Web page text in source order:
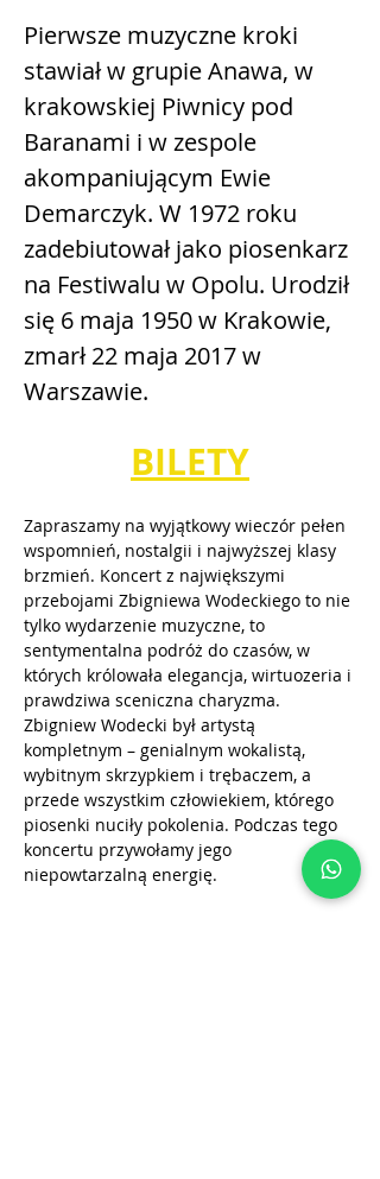
Pierwsze muzyczne kroki
stawiał w grupie Anawa, w
krakowskiej Piwnicy pod
Baranami i w zespole
akompaniującym Ewie
Demarczyk. W 1972 roku
zadebiutował jako piosenkarz
na Festiwalu w Opolu. Urodził
się 6 maja 1950 w Krakowie,
zmarł 22 maja 2017 w
Warszawie.
BILETY
Zapraszamy na wyjątkowy wieczór pełen
wspomnień, nostalgii i najwyższej klasy
brzmień. Koncert z największymi
przebojami Zbigniewa Wodeckiego to nie
tylko wydarzenie muzyczne, to
sentymentalna podróż do czasów, w
których królowała elegancja, wirtuozeria i
prawdziwa sceniczna charyzma.
Zbigniew Wodecki był artystą
kompletnym – genialnym wokalistą,
wybitnym skrzypkiem i trębaczem, a
przede wszystkim człowiekiem, którego
piosenki nuciły pokolenia. Podczas tego
koncertu przywołamy jego
niepowtarzalną energię.